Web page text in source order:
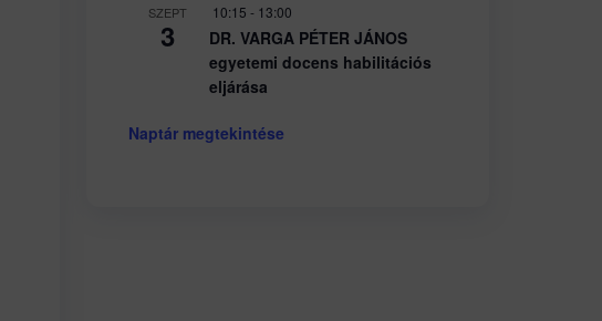
SZEPT
3
10:15 - 13:00
DR. VARGA PÉTER JÁNOS
egyetemi docens habilitációs
eljárása
Naptár megtekintése